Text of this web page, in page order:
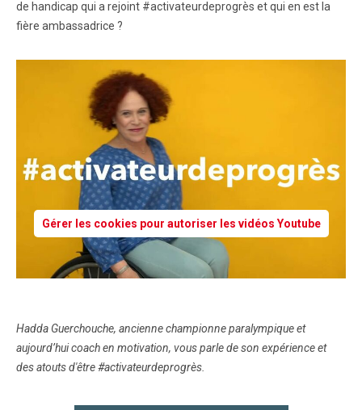
de handicap qui a rejoint #activateurdeprogrès et qui en est la
fière ambassadrice ?
Gérer les cookies pour autoriser les vidéos Youtube
Hadda Guerchouche, ancienne championne paralympique et
aujourd’hui coach en motivation, vous parle de son expérience et
des atouts d'être #activateurdeprogrès.